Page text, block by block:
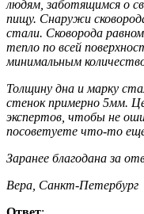
людям, заботящимся о
пищу. Снаружи
стали. Сковорода
тепло по всей
минимальным
Толщину дна и марку
стенок примерно 5мм.
экспертов, чтобы не
посоветуете что-то
Заранее благодана за
Вера, Санкт-Петербург